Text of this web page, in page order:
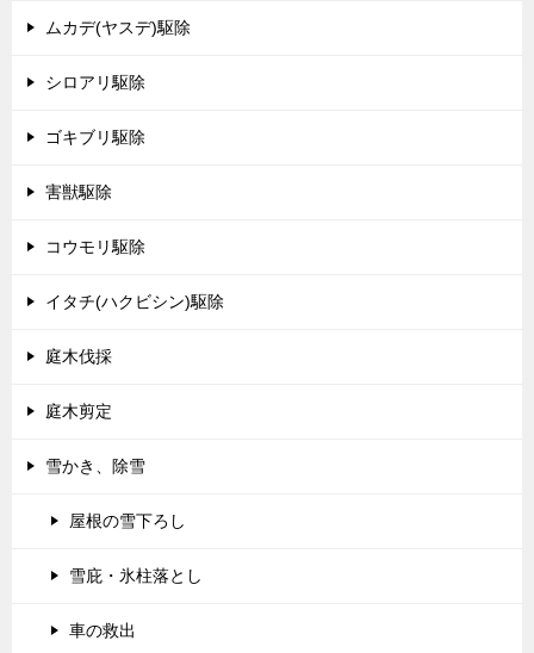
ムカデ(ヤスデ)駆除
シロアリ駆除
ゴキブリ駆除
害獣駆除
コウモリ駆除
イタチ(ハクビシン)駆除
庭木伐採
庭木剪定
雪かき、除雪
屋根の雪下ろし
雪庇・氷柱落とし
車の救出